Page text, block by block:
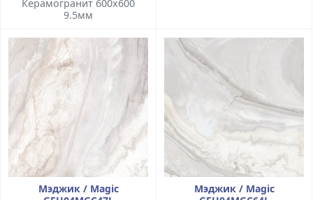
Керамогранит 600x600
9.5мм
Мэджик / Magic
Мэджик / Magic